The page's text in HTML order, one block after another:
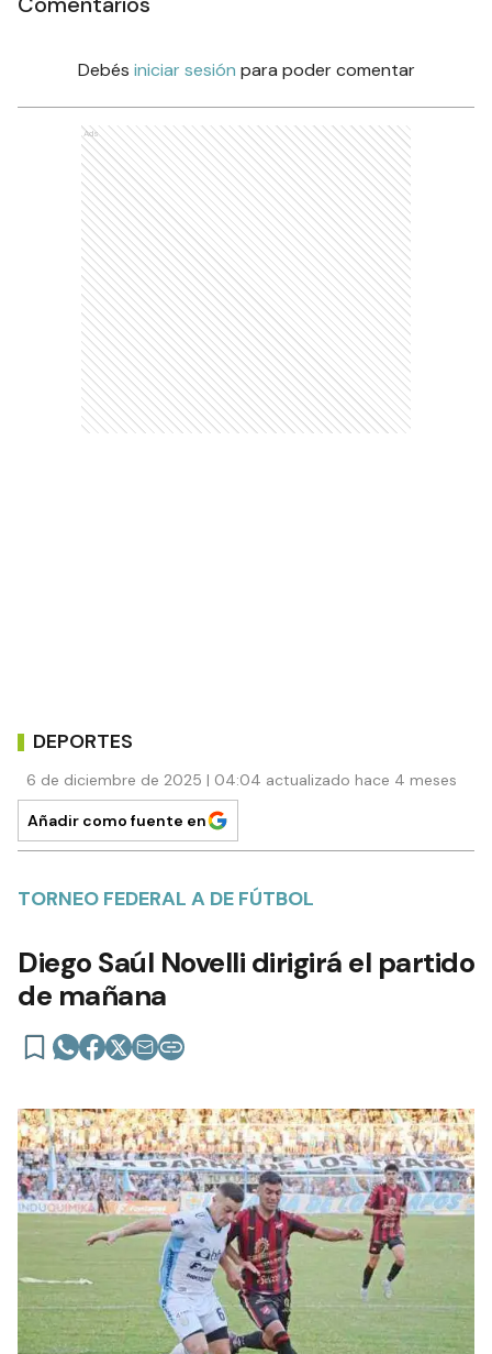
Debés iniciar sesión para poder comentar
Ads
DEPORTES
6 de diciembre de 2025 | 04:04 actualizado hace 4 meses
Añadir como fuente en
TORNEO FEDERAL A DE FÚTBOL
Diego Saúl Novelli dirigirá el partido
de mañana